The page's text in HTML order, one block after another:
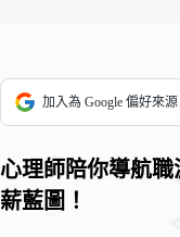
加入為 Google 偏好來源
心理師陪你導航
薪藍圖！